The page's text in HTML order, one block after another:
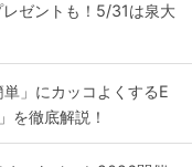
ゼントも！5/31は泉大
」にカッコよくするE
を徹底解説！